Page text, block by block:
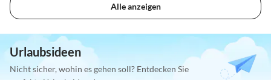
Alle anzeigen
Urlaubsideen
Nicht sicher, wohin es gehen soll? Entdecken Sie